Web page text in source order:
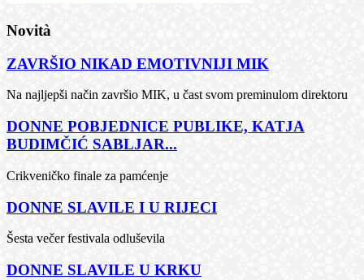
Novità
ZAVRŠIO NIKAD EMOTIVNIJI MIK
Na najljepši način završio MIK, u čast svom preminulom direktoru
DONNE POBJEDNICE PUBLIKE, KATJA
BUDIMČIĆ SABLJAR...
Crikveničko finale za pamćenje
DONNE SLAVILE I U RIJECI
Šesta večer festivala odluševila
DONNE SLAVILE U KRKU